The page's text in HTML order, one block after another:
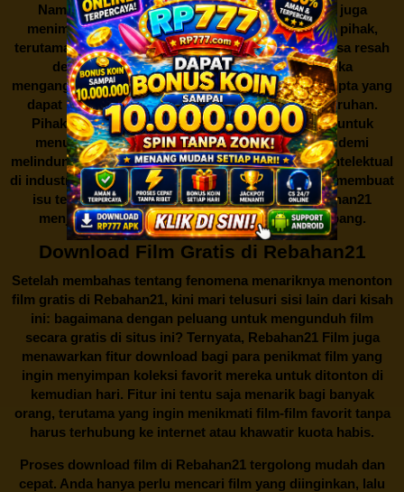
Namun, seperti halnya cerita manis,Rebahan21 juga
menimbulkan kontroversi di industri film. Banyak pihak,
terutama produsen film dan pemilik hak cipta, merasa resah
dengan maraknya situs-situs seperti ini. Mereka
menganggapnya sebagai bentuk pelanggaran hak cipta yang
dapat merugikan industri perfilman secara keseluruhan.
Pihak berwenang pun turut terlibat dalam upaya untuk
menutup situs-situs ilegal semacam Rebahan21 demi
melindungi keberlangsungan bisnis dan kekayaan intelektual
di industri hiburan. Konflik kepentingan inilah yang membuat
isu tentang menonton film secara gratis diRebahan21
menjadi perbincangan seru yang terus berkembang.
Download Film Gratis di Rebahan21
Setelah membahas tentang fenomena menariknya menonton
film gratis di Rebahan21, kini mari telusuri sisi lain dari kisah
ini: bagaimana dengan peluang untuk mengunduh film
secara gratis di situs ini? Ternyata, Rebahan21 Film juga
menawarkan fitur download bagi para penikmat film yang
ingin menyimpan koleksi favorit mereka untuk ditonton di
kemudian hari. Fitur ini tentu saja menarik bagi banyak
orang, terutama yang ingin menikmati film-film favorit tanpa
harus terhubung ke internet atau khawatir kuota habis.
Proses download film di Rebahan21tergolong mudah dan
cepat. Anda hanya perlu mencari film yang diinginkan, lalu